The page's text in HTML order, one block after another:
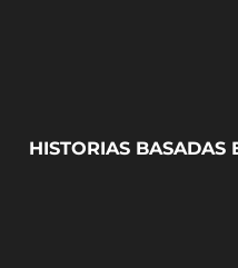
HISTORIAS BASADAS